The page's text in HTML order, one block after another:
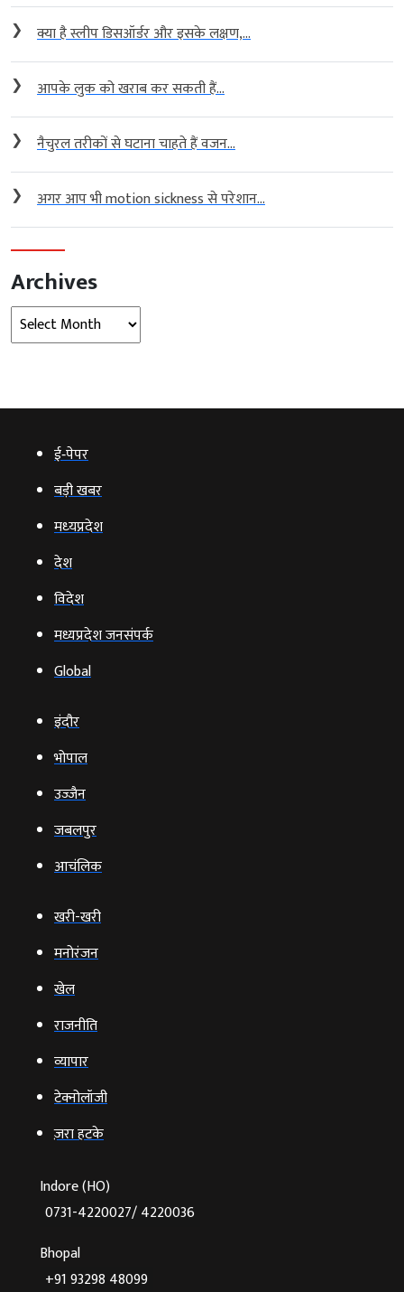
❯ क्या है स्लीप डिसऑर्डर और इसके लक्षण,...
❯ आपके लुक को खराब कर सकती हैं...
❯ नैचुरल तरीकों से घटाना चाहते हैं वजन...
❯ अगर आप भी motion sickness से परेशान...
Archives
Archives
ई‑पेपर
बड़ी खबर
मध्‍यप्रदेश
देश
विदेश
मध्यप्रदेश जनसंपर्क
Global
इंदौर
भोपाल
उज्‍जैन
जबलपुर
आचंलिक
खरी-खरी
मनोरंजन
खेल
राजनीति
व्‍यापार
टेक्‍नोलॉजी
ज़रा हटके
Indore (HO)
0731-4220027/ 4220036
Bhopal
+91 93298 48099